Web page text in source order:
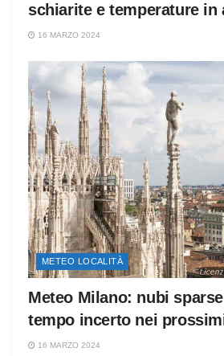
schiarite e temperature in
16 MARZO 2024
METEO LOCALITÀ
Meteo Milano: nubi
tempo incerto nei
16 MARZO 2024